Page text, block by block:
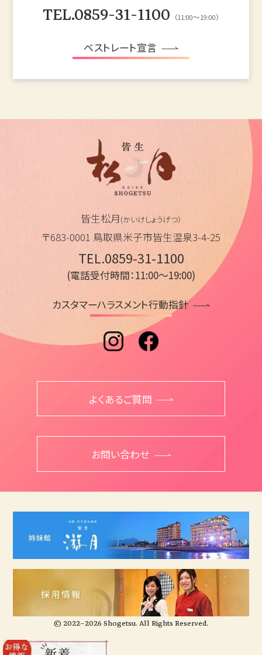
TEL.0859-31-1100 （11:00～19:00）
ベストレート宣言
皆生松月(かいけしょうげつ）
〒683-0001 鳥取県米子市皆生温泉3-4-25
TEL.0859-31-1100
(電話受付時間：11:00～19:00)
カスタマーハラスメント行動指針
よくあるご質問
お問い合わせ
© 2022–2026 Shogetsu. All Rights Reserved.